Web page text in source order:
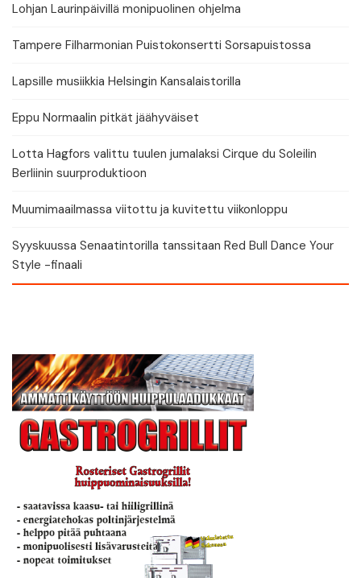
Lohjan Laurinpäivillä monipuolinen ohjelma
Tampere Filharmonian Puistokonsertti Sorsapuistossa
Lapsille musiikkia Helsingin Kansalaistorilla
Eppu Normaalin pitkät jäähyväiset
Lotta Hagfors valittu tuulen jumalaksi Cirque du Soleilin
Berliinin suurproduktioon
Muumimaailmassa viitottu ja kuvitettu viikonloppu
Syyskuussa Senaatintorilla tanssitaan Red Bull Dance Your
Style -finaali